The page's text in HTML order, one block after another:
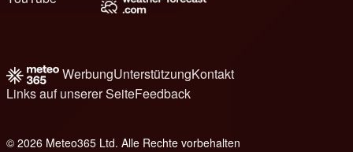
WerbungUnterstützungKontakt
Links auf unserer SeiteFeedback
© 2026 Meteo365 Ltd. Alle Rechte vorbehalten